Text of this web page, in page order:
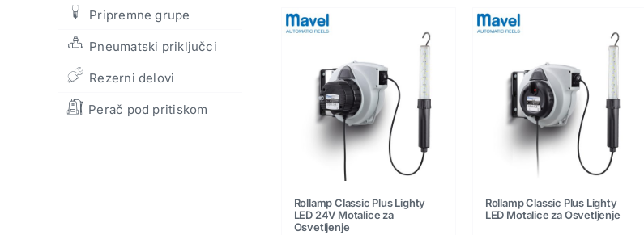
Pripremne grupe
Pneumatski priključci
Rezerni delovi
Perač pod pritiskom
Rollamp Classic Plus Lighty
LED 24V Motalice za
Osvetljenje
Rollamp Classic Plus Lighty
LED Motalice za Osvetljenje